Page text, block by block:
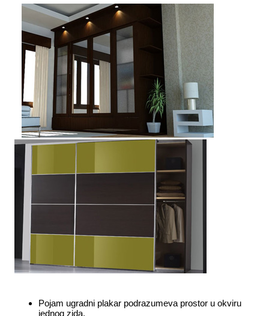
Pojam ugradni plakar podrazumeva prostor u okviru
jednog zida.